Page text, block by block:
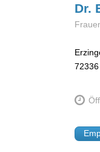
Dr.
72336